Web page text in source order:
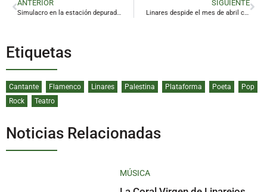
ANTERIOR SIGUIENTE
Linares despide el mes de abril con lluvias y frío
Etiquetas
Cantante Flamenco Linares Palestina Plataforma Poeta
Pop
Rock
Teatro
Noticias Relacionadas
MÚSICA